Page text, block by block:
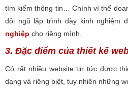
tìm kiếm thông tin… Chính vì thế
đội ngũ lập trình dày kinh nghiệm
nghiệp cho riêng mình.
3. Đặc điểm của thiết kế
Có rất nhiều website tin tức được
dạng và riêng biệt, tuy nhiên những